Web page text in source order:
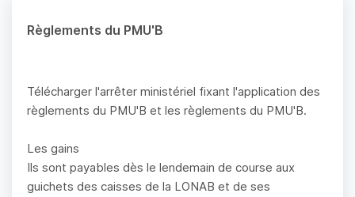
Règlements du PMU'B
Télécharger l'arrêter ministériel fixant l'application des
règlements du PMU'B et les règlements du PMU'B.
Les gains
Ils sont payables dès le lendemain de course aux
guichets des caisses de la LONAB et de ses